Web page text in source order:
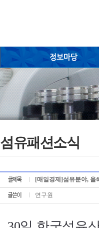
섬유패션소식
[매일경제]섬유분야, 올
연구원